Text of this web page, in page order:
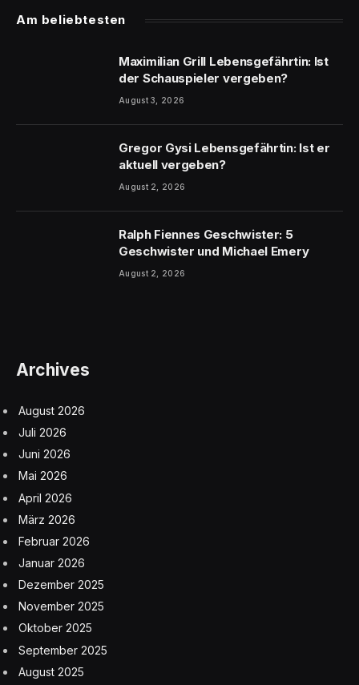
Am beliebtesten
Maximilian Grill Lebensgefährtin: Ist
der Schauspieler vergeben?
August 3, 2026
Gregor Gysi Lebensgefährtin: Ist er
aktuell vergeben?
August 2, 2026
Ralph Fiennes Geschwister: 5
Geschwister und Michael Emery
August 2, 2026
Archives
August 2026
Juli 2026
Juni 2026
Mai 2026
April 2026
März 2026
Februar 2026
Januar 2026
Dezember 2025
November 2025
Oktober 2025
September 2025
August 2025